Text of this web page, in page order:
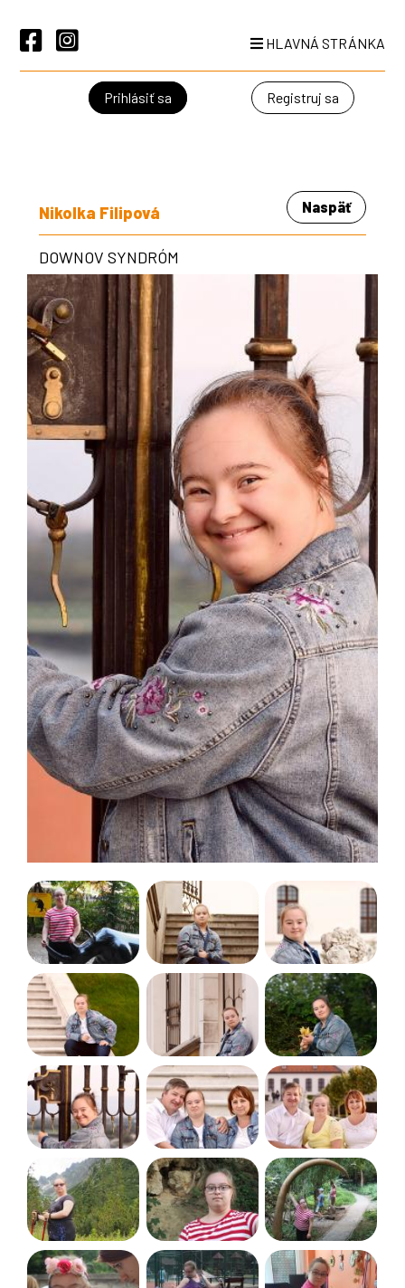
HLAVNÁ STRÁNKA
Registruj sa
Prihlásiť sa
Nikolka Filipová Naspäť
DOWNOV SYNDRÓM